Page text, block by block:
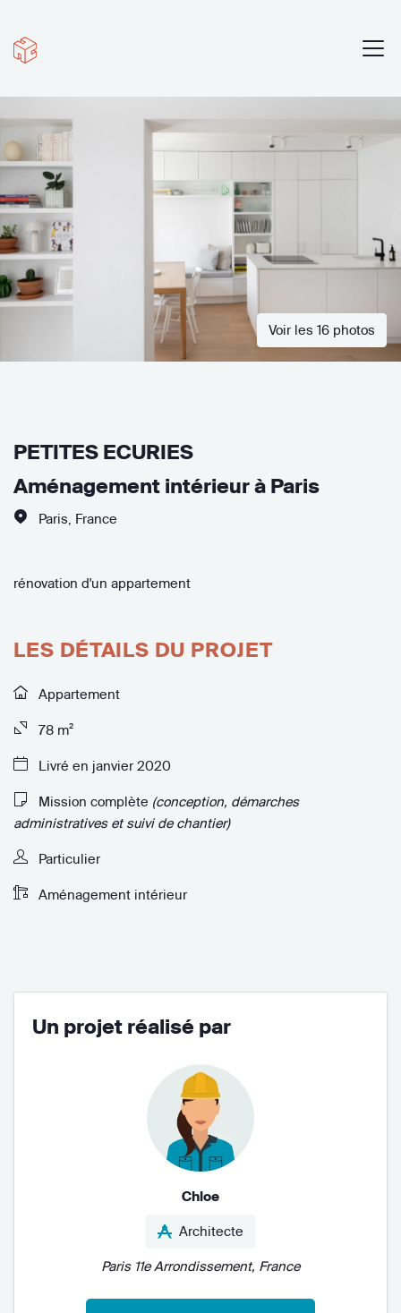
Voir les 16 photos
PETITES ECURIES
Aménagement intérieur à Paris
Paris France
rénovation d'un appartement
LES DÉTAILS DU PROJET
Appartement
78 m²
Livré en janvier 2020
Mission complète (conception, démarches
administratives et suivi de chantier)
Particulier
Aménagement intérieur
Un projet réalisé par
Chloe
Architecte
Paris 11e Arrondissement, France